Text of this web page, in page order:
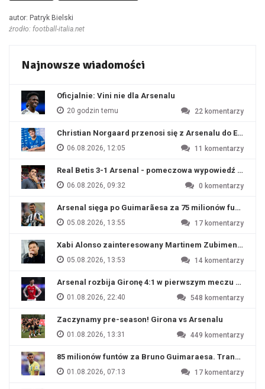
autor: Patryk Bielski
źrodło: football-italia.net
Najnowsze wiadomości
Oficjalnie: Vini nie dla Arsenalu
20 godzin temu 22 komentarzy
Christian Norgaard przenosi się z Arsenalu do
06.08.2026, 12:05 11 komentarzy
Real Betis 3-1 Arsenal - pomeczowa wypowiedź Artety
06.08.2026, 09:32 0 komentarzy
Arsenal sięga po Guimarãesa za 75 milionów funtów
05.08.2026, 13:55 17 komentarzy
Xabi Alonso zainteresowany Martinem Zubimendim
05.08.2026, 13:53 14 komentarzy
Arsenal rozbija Gironę 4:1 w pierwszym meczu
01.08.2026, 22:40 548 komentarzy
Zaczynamy pre-season! Girona vs Arsenalu
01.08.2026, 13:31 449 komentarzy
85 milionów funtów za Bruno Guimaraesa. Transfer
01.08.2026, 07:13 17 komentarzy